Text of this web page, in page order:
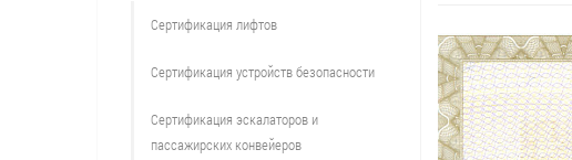
Сертификация лифтов
Сертификация устройств безопасности
Сертификация эскалаторов и
пассажирских конвейеров